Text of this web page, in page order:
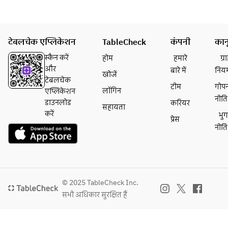
टेबलचेक एप्लिकेशन
स्कैन करें
और
टेबलचेक
एप्लिकेशन
डाउनलोड
करें
TableCheck
होम
खोजें
लॉगिन
सहायता
कंपनी
हमारे
बारे में
टीम
करियर
प्रेस
नीति
नीति
© 2025 TableCheck Inc.
सभी अधिकार सुरक्षित हैं